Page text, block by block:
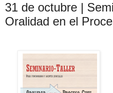
31 de octubre |
Oralidad en el